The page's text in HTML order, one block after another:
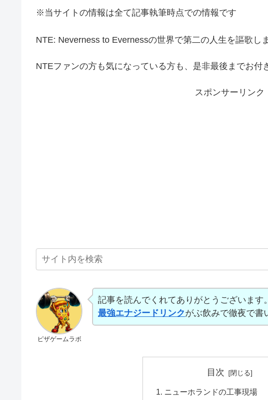
※当サイトの情報は全て記事執筆時点での情報です
NTE: Neverness to Evernessの世界で第二の人生を謳歌し
NTEファンの方も気になっている方も、是非最後までお付
スポンサーリンク
ピザゲームラボ
記事を読んでくれてありがとうございます。
最強エナジードリンクがぶ飲みで徹夜で書
目次
ニューホランドの工事現場